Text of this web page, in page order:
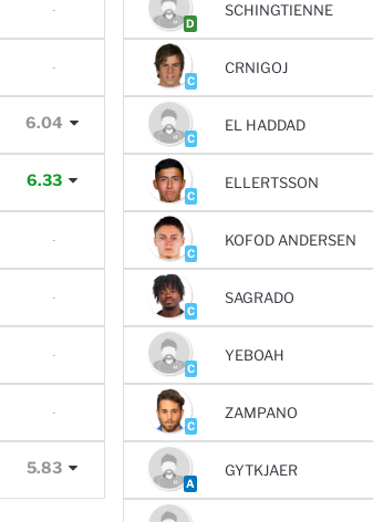
-
-
6.04
6.33
-
-
-
-
5.83
D
SCHINGTIENNE
C
CRNIGOJ
C
EL HADDAD
C
ELLERTSSON
C
KOFOD ANDERSEN
C
SAGRADO
C
YEBOAH
C
ZAMPANO
A
GYTKJAER